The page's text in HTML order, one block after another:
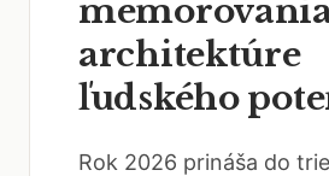
architektúre
ľudského
Rok 2026 prináša do